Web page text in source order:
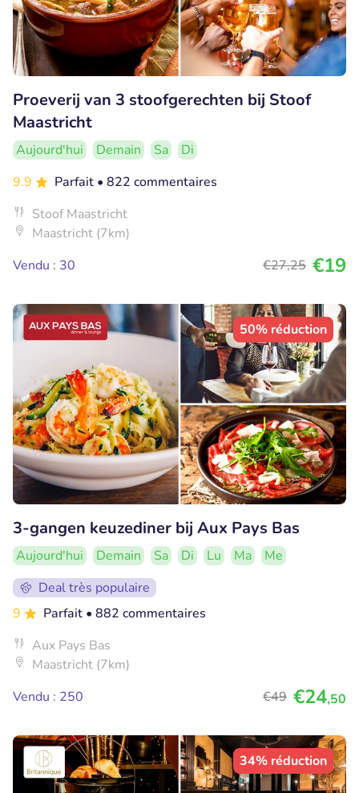
Proeverij van 3 stoofgerechten bij Stoof
Maastricht
Aujourd'hui Demain Sa
Di
9.9
Parfait • 822 commentaires
Stoof Maastricht
Maastricht (7km)
Vendu : 30
€27,25 €19
50% réduction
3-gangen keuzediner bij Aux Pays Bas
Aujourd'hui Demain Sa Di Lu Ma
Me
Deal très populaire
9
Parfait • 882 commentaires
Aux Pays Bas
Maastricht (7km)
Vendu : 250
€49 €24,50
34% réduction